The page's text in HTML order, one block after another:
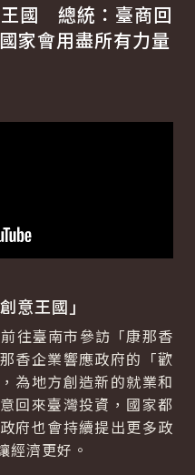
國 總統：臺商回
家會用盡所有力量
意王國」
往臺南市參訪「康那香
香企業響應政府的「歡
為地方創造新的就業和
回來臺灣投資，國家都
府也會持續提出更多政
經濟更好。